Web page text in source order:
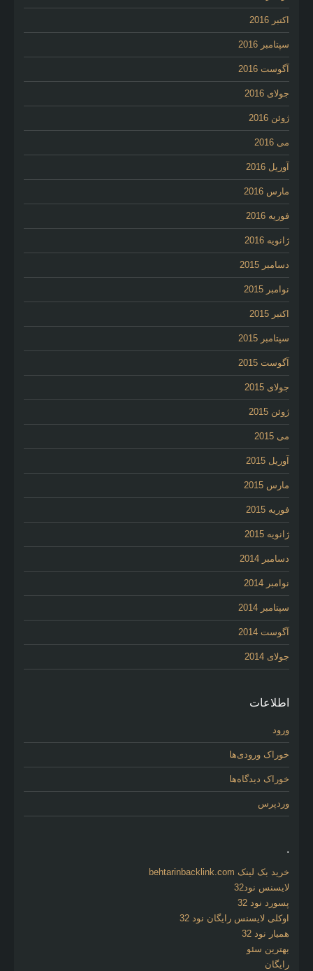
اکتبر 2016
سپتامبر 2016
آگوست 2016
جولای 2016
ژوئن 2016
می 2016
آوریل 2016
مارس 2016
فوریه 2016
ژانویه 2016
دسامبر 2015
نوامبر 2015
اکتبر 2015
سپتامبر 2015
آگوست 2015
جولای 2015
ژوئن 2015
می 2015
آوریل 2015
مارس 2015
فوریه 2015
ژانویه 2015
دسامبر 2014
نوامبر 2014
سپتامبر 2014
آگوست 2014
جولای 2014
اطلاعات
ورود
خوراک ورودی‌ها
خوراک دیدگاه‌ها
وردپرس
.
خرید بک لینک behtarinbacklink.com
لایسنس نود32
پسورد نود 32
اوکلی لایسنس رایگان نود 32
همیار نود 32
بهترین سئو
رایگان